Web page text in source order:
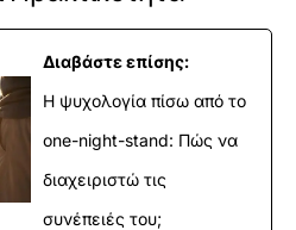
Διαβάστε επίσης:
Η ψυχολογία πίσω από το
one-night-stand: Πώς να
διαχειριστώ τις
συνέπειές του;